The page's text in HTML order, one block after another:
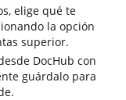
elige qué te
la opción
superior.
DocHub con
guárdalo para